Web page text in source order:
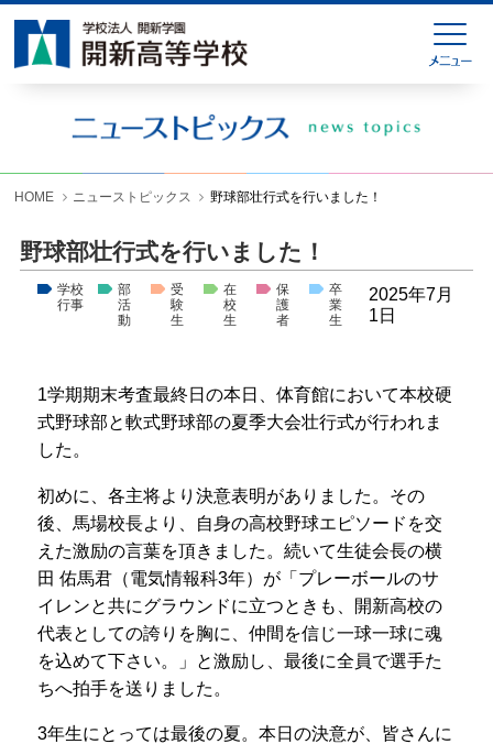
HOME ニューストピックス 野球部壮行式を行いました！
野球部壮行式を行いました！
学校
行事
部
活
動
受
験
生
在
校
生
保
護
者
卒
業
生
2025年7月
1日
1学期期末考査最終日の本日、体育館において本校硬
式野球部と軟式野球部の夏季大会壮行式が行われま
した。
初めに、各主将より決意表明がありました。その
後、馬場校長より、自身の高校野球エピソードを交
えた激励の言葉を頂きました。続いて生徒会長の横
田 佑馬君（電気情報科3年）が「プレーボールのサ
イレンと共にグラウンドに立つときも、開新高校の
代表としての誇りを胸に、仲間を信じ一球一球に魂
を込めて下さい。」と激励し、最後に全員で選手た
ちへ拍手を送りました。
3年生にとっては最後の夏。本日の決意が、皆さんに
HOME
緊急連絡
ニューストピックス
学校生活
入試情報
お問い合わせ
各種様式ダウンロード
プライバシーポリシー
サイトマップ
受験生の方へ
在校生の方へ
保護者の方へ
卒業生の方へ